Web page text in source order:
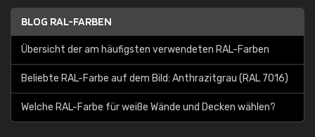
BLOG RAL-FARBEN
Übersicht der am häufigsten verwendeten RAL-Farben
Beliebte RAL-Farbe auf dem Bild: Anthrazitgrau (RAL 7016)
Welche RAL-Farbe für weiße Wände und Decken wählen?